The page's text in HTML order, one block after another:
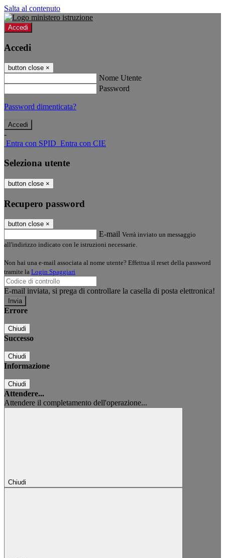
Salta al contenuto
Accedi
Accedi
button close ×
Nome Utente
Password
Password dimenticata?
-
Entra con SPID Entra con CIE
Seleziona utente
button close ×
Recupero password
button close ×
E-mail Verrà inviato un messaggio
all'indirizzo indicato con le istruzioni necessarie.
Non hai una e-mail associata al nome utente? Effettua il reset della password
tramite la Login Spaggiari
E-mail inviata, si prega di controllare la casella di posta elettronica!
Errore
Chiudi
Successo
Chiudi
Informazione
Chiudi
Attendere...
Attendere il completamento dell'operazione...
Chiudi